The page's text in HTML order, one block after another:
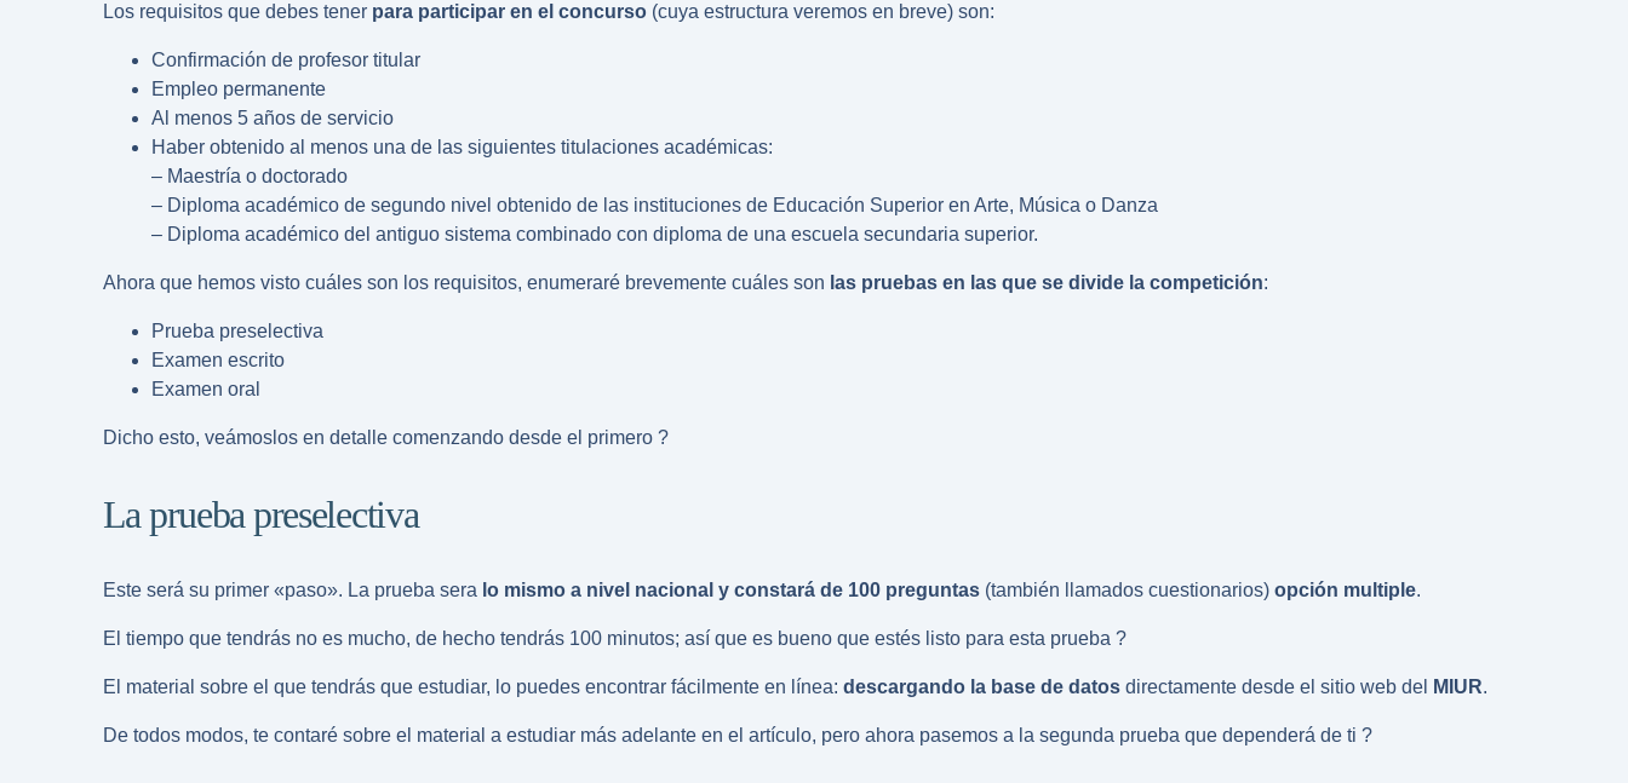
Los requisitos que debes tener para participar en el concurso(cuya estructura veremos en breve) son:
Confirmación de profesor titular
Empleo permanente
Al menos 5 años de servicio
Haber obtenido al menos una de las siguientes titulaciones académicas:
– Maestría o doctorado
– Diploma académico de segundo nivel obtenido de las instituciones de Educación Superior en Arte, Música o Danza
– Diploma académico del antiguo sistema combinado con diploma de una escuela secundaria superior.
Ahora que hemos visto cuáles son los requisitos, enumeraré brevemente cuáles son las pruebas en las que se divide la competición:
Prueba preselectiva
Examen escrito
Examen oral
Dicho esto, veámoslos en detalle comenzando desde el primero ?
La prueba preselectiva
Este será su primer «paso». La prueba sera lo mismo a nivel nacional y constará de 100 preguntas(también llamados cuestionarios)opción multiple.
El tiempo que tendrás no es mucho, de hecho tendrás 100 minutos; así que es bueno que estés listo para esta prueba ?
El material sobre el que tendrás que estudiar, lo puedes encontrar fácilmente en línea: descargando la base de datosdirectamente desde el sitio web del MIUR.
De todos modos, te contaré sobre el material a estudiar más adelante en el artículo, pero ahora pasemos a la segunda prueba que dependerá de ti ?